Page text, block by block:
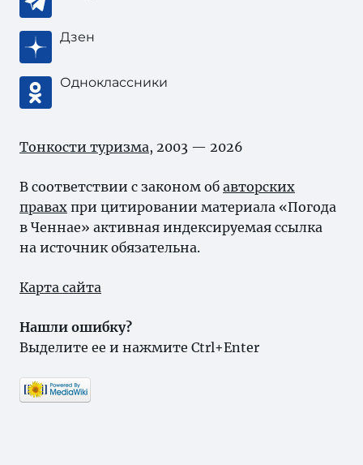
Дзен
Одноклассники
Тонкости туризма, 2003 — 2026
В соответствии с законом об авторских
правах при цитировании материала «Погода
в Ченнае» активная индексируемая ссылка
на источник обязательна.
Карта сайта
Нашли ошибку?
Выделите ее и нажмите Ctrl+Enter